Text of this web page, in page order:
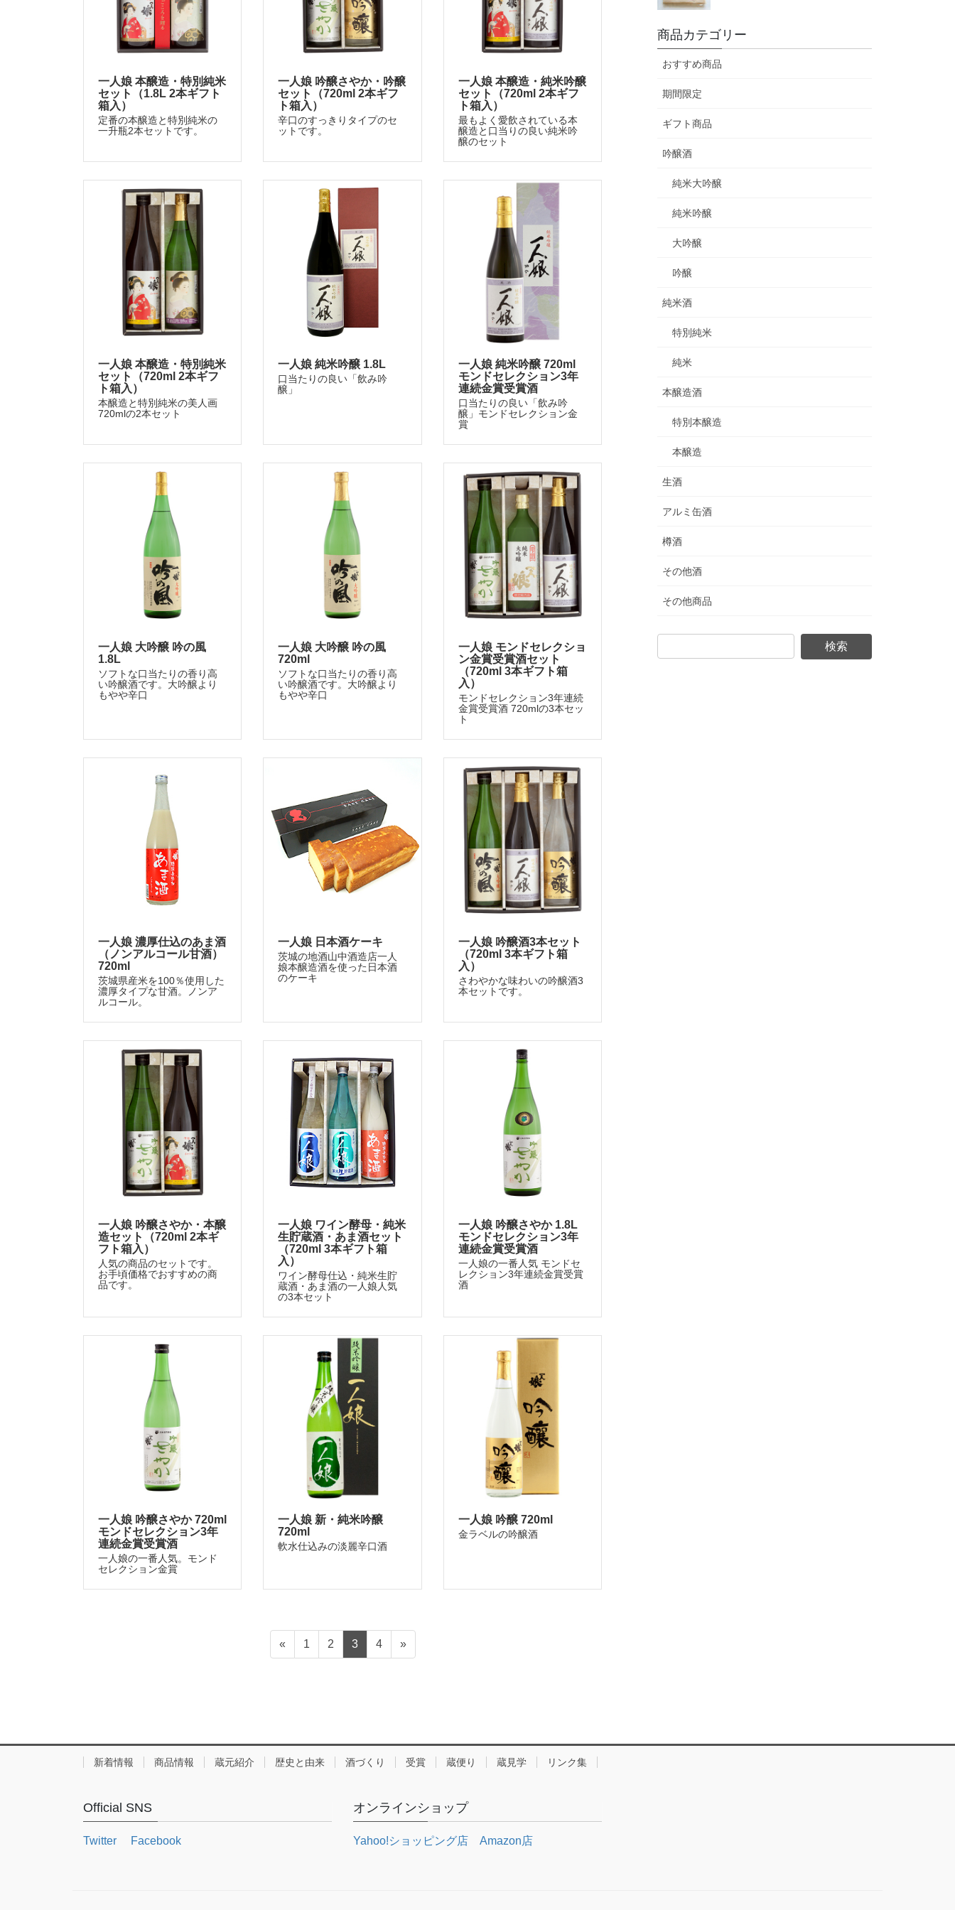
一人娘 本醸造・特別純米
セット（1.8L 2本ギフト
箱入）
定番の本醸造と特別純米の
一升瓶2本セットです。
一人娘 吟醸さやか・吟醸
セット（720ml 2本ギフ
ト箱入）
辛口のすっきりタイプのセ
ットです。
一人娘 本醸造・純米吟醸
セット（720ml 2本ギフ
ト箱入）
最もよく愛飲されている本
醸造と口当りの良い純米吟
醸のセット
一人娘 本醸造・特別純米
セット（720ml 2本ギフ
ト箱入）
本醸造と特別純米の美人画
720mlの2本セット
一人娘 純米吟醸 1.8L
口当たりの良い「飲み吟
醸」
一人娘 純米吟醸 720ml
モンドセレクション3年
連続金賞受賞酒
口当たりの良い「飲み吟
醸」モンドセレクション金
賞
一人娘 大吟醸 吟の風
1.8L
ソフトな口当たりの香り高
い吟醸酒です。大吟醸より
もやや辛口
一人娘 大吟醸 吟の風
720ml
ソフトな口当たりの香り高
い吟醸酒です。大吟醸より
もやや辛口
一人娘 モンドセレクショ
ン金賞受賞酒セット
（720ml 3本ギフト箱
入）
モンドセレクション3年連続
金賞受賞酒 720mlの3本セッ
ト
一人娘 濃厚仕込のあま酒
（ノンアルコール甘酒）
720ml
茨城県産米を100％使用した
濃厚タイプな甘酒。ノンア
ルコール。
一人娘 日本酒ケーキ
茨城の地酒山中酒造店一人
娘本醸造酒を使った日本酒
のケーキ
一人娘 吟醸酒3本セット
（720ml 3本ギフト箱
入）
さわやかな味わいの吟醸酒3
本セットです。
一人娘 吟醸さやか・本醸
造セット（720ml 2本ギ
フト箱入）
人気の商品のセットです。
お手頃価格でおすすめの商
品です。
一人娘 ワイン酵母・純米
生貯蔵酒・あま酒セット
（720ml 3本ギフト箱
入）
ワイン酵母仕込・純米生貯
蔵酒・あま酒の一人娘人気
の3本セット
一人娘 吟醸さやか 1.8L
モンドセレクション3年
連続金賞受賞酒
一人娘の一番人気 モンドセ
レクション3年連続金賞受賞
酒
一人娘 吟醸さやか 720ml
モンドセレクション3年
連続金賞受賞酒
一人娘の一番人気。モンド
セレクション金賞
一人娘 新・純米吟醸
720ml
軟水仕込みの淡麗辛口酒
一人娘 吟醸 720ml
金ラベルの吟醸酒
« 1 2 3 4 »
商品カテゴリー
おすすめ商品
期間限定
ギフト商品
吟醸酒
純米大吟醸
純米吟醸
大吟醸
吟醸
純米酒
特別純米
純米
本醸造酒
特別本醸造
本醸造
生酒
アルミ缶酒
樽酒
その他酒
その他商品
新着情報 商品情報 蔵元紹介 歴史と由来 酒づくり 受賞 蔵便り 蔵見学 リンク集
Official SNS
Twitter Facebook
オンラインショップ
Yahoo!ショッピング店 Amazon店